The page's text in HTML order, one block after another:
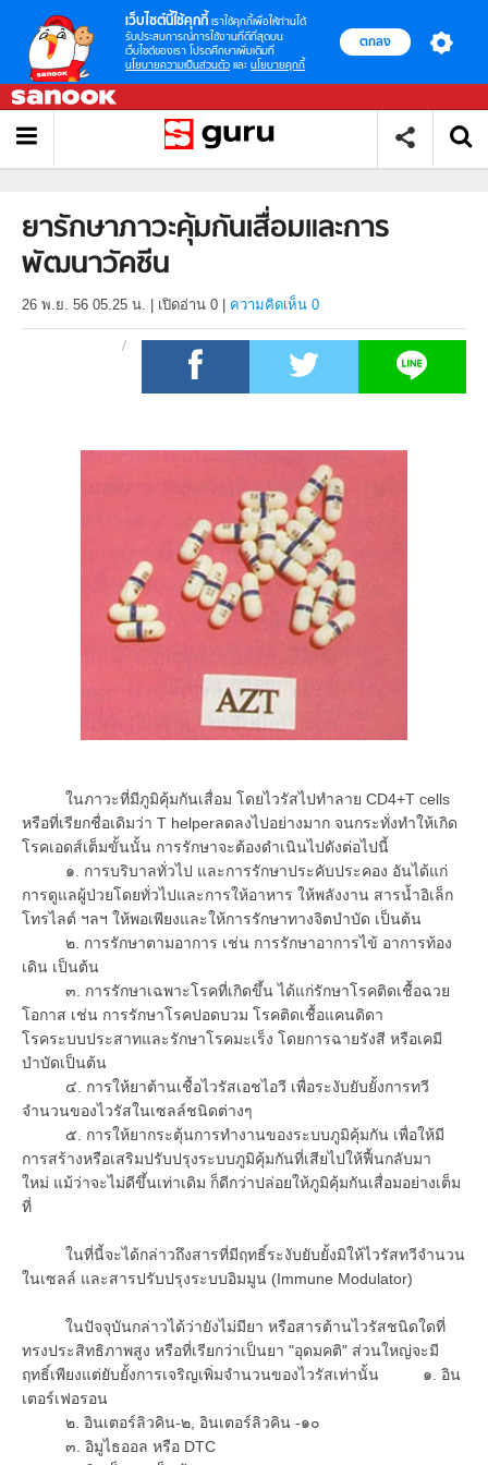
เว็บไซต์นี้ใช้คุกกี้ เราใช้คุกกี้เพื่อให้ท่านได้
รับประสบการณ์การใช้งานที่ดีที่สุดบน
เว็บไซต์ของเรา โปรดศึกษาเพิ่มเติมที่
นโยบายความเป็นส่วนตัว และ นโยบายคุกกี้
ตกลง
ยารักษาภาวะคุ้มกันเสื่อมและการ
พัฒนาวัคซีน
26 พ.ย. 56 05.25 น. เปิดอ่าน 0 ความคิดเห็น 0
ในภาวะที่มีภูมิคุ้มกันเสื่อม โดยไวรัสไปทำลาย CD4+T cells
หรือที่เรียกชื่อเดิมว่า T helperลดลงไปอย่างมาก จนกระทั่งทำให้เกิด
โรคเอดส์เต็มขั้นนั้น การรักษาจะต้องดำเนินไปดังต่อไปนี้
๑. การบริบาลทั่วไป และการรักษาประคับประคอง อันได้แก่
การดูแลผู้ป่วยโดยทั่วไปและการให้อาหาร ให้พลังงาน สารน้ำอิเล็ก
โทรไลต์ ฯลฯ ให้พอเพียงและให้การรักษาทางจิตบำบัด เป็นต้น
๒. การรักษาตามอาการ เช่น การรักษาอาการไข้ อาการท้อง
เดิน เป็นต้น
๓. การรักษาเฉพาะโรคที่เกิดขึ้น ได้แก่รักษาโรคติดเชื้อฉวย
โอกาส เช่น การรักษาโรคปอดบวม โรคติดเชื้อแคนดิดา
โรคระบบประสาทและรักษาโรคมะเร็ง โดยการฉายรังสี หรือเคมี
บำบัดเป็นต้น
๔. การให้ยาต้านเชื้อไวรัสเอชไอวี เพื่อระงับยับยั้งการทวี
จำนวนของไวรัสในเซลล์ชนิดต่างๆ
๕. การให้ยากระตุ้นการทำงานของระบบภูมิคุ้มกัน เพื่อให้มี
การสร้างหรือเสริมปรับปรุงระบบภูมิคุ้มกันที่เสียไปให้ฟื้นกลับมา
ใหม่ แม้ว่าจะไม่ดีขึ้นเท่าเดิม ก็ดีกว่าปล่อยให้ภูมิคุ้มกันเสื่อมอย่างเต็ม
ที่
ในที่นี้จะได้กล่าวถึงสารที่มีฤทธิ์ระงับยับยั้งมิให้ไวรัสทวีจำนวน
ในเซลล์ และสารปรับปรุงระบบอิมมูน (Immune Modulator)
ในปัจจุบันกล่าวได้ว่ายังไม่มียา หรือสารต้านไวรัสชนิดใดที่
ทรงประสิทธิภาพสูง หรือที่เรียกว่าเป็นยา "อุดมคติ" ส่วนใหญ่จะมี
ฤทธิ์เพียงแต่ยับยั้งการเจริญเพิ่มจำนวนของไวรัสเท่านั้น ๑. อิน
เตอร์เฟอรอน
๒. อินเตอร์ลิวคิน-๒, อินเตอร์ลิวคิน -๑๐
๓. อิมูไธออล หรือ DTC